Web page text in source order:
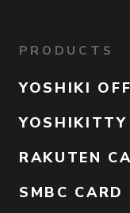
PRODUCTS
YOSHIKI
YOSHIKITTY
RAKUTEN
SMBC